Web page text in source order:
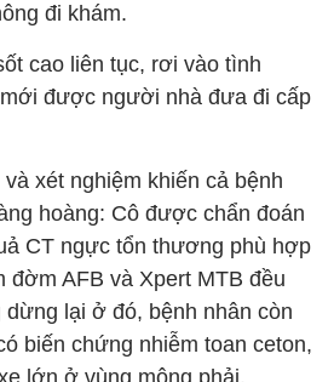
đi khám.
cao liên tục, rơi vào tình
được người nhà đưa đi cấp
xét nghiệm khiến cả bệnh
hoàng: Cô được chẩn đoán
CT ngực tổn thương phù hợp
đờm AFB và Xpert MTB đều
lại ở đó, bệnh nhân còn
biến chứng nhiễm toan ceton,
lớn ở vùng mông phải.